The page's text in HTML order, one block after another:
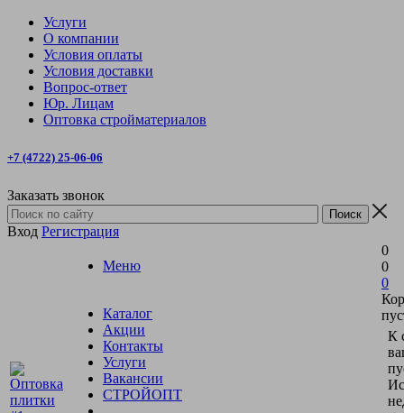
Услуги
О компании
Условия оплаты
Условия доставки
Вопрос-ответ
Юр. Лицам
Оптовка стройматериалов
+7 (4722) 25-06-06
Заказать звонок
Вход Регистрация
Меню
Каталог
Акции
Контакты
Услуги
Вакансии
СТРОЙОПТ
0
0
0
К